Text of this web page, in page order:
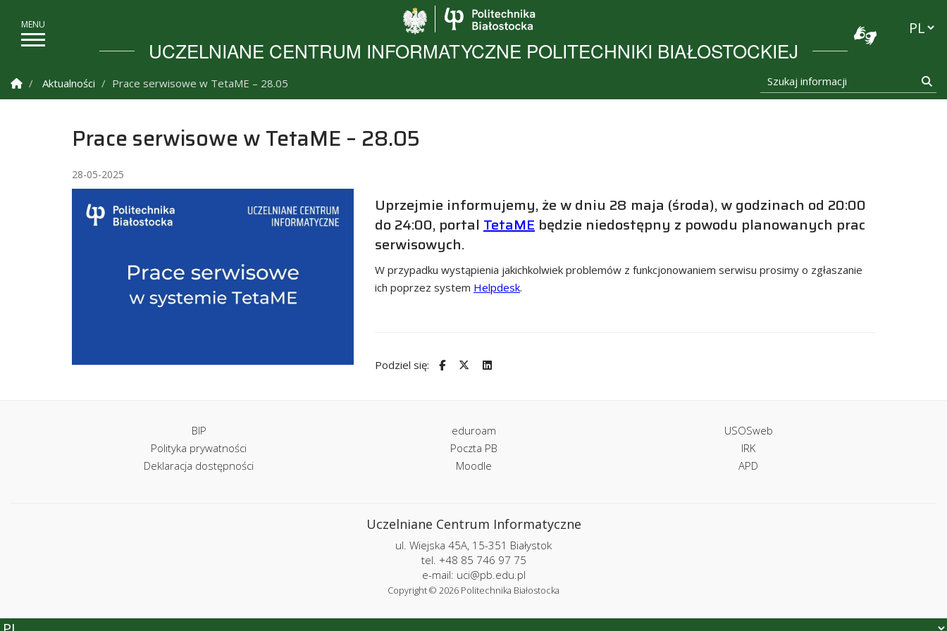
UCZELNIANE CENTRUM INFORMATYCZNE POLITECHNIKI BIAŁOSTOCKIEJ
Strona Główna
Aktualności Prace serwisowe w TetaME – 28.05 Szukaj informacji
Prace serwisowe w TetaME – 28.05
28-05-2025
Uprzejmie informujemy, że w dniu 28 maja (środa), w godzinach od 20:00
do 24:00, portalTetaME będzie niedostępny z powodu planowanych prac
serwisowych.
W przypadku wystąpienia jakichkolwiek problemów z funkcjonowaniem serwisu prosimy o zgłaszanie
ich poprzez system Helpdesk.
Podziel się:
BIP
Polityka prywatności
Deklaracja dostępności
eduroam
Poczta PB
Moodle
USOSweb
IRK
APD
Uczelniane Centrum Informatyczne
ul. Wiejska 45A, 15-351 Białystok
tel. +48 85 746 97 75
e-mail: uci@pb.edu.pl
Copyright © 2026 Politechnika Białostocka
Przełącznik języka